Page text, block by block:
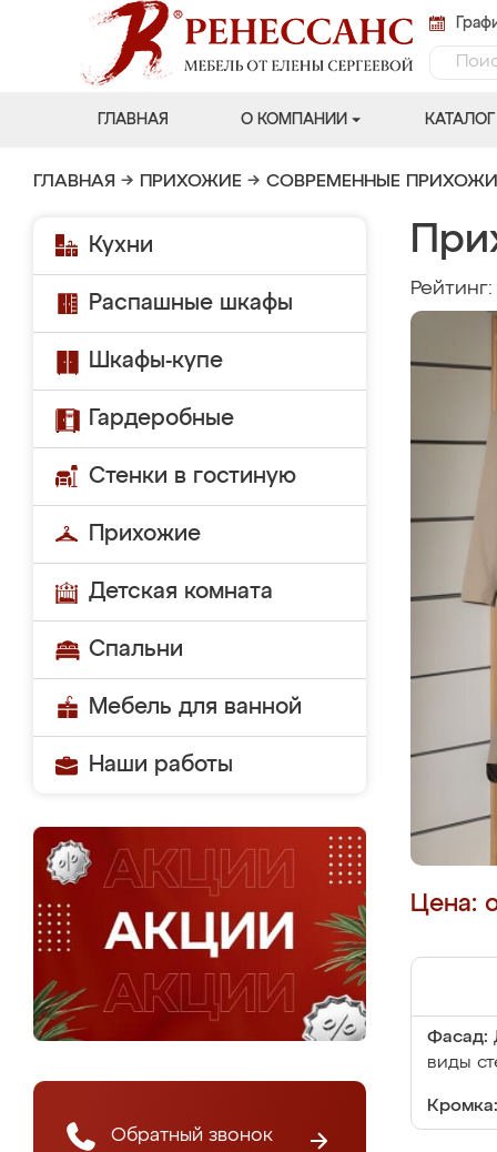
ГЛАВНАЯ О КОМПАНИИ КАТАЛОГ
ГЛАВНАЯ → ПРИХОЖИЕ → СОВРЕМЕННЫЕ
Кухни
Распашные шкафы
Шкафы-купе
Гардеробные
Стенки в гостиную
Прихожие
Детская комната
Спальни
Мебель для ванной
Наши работы
Обратный звонок
Рейтинг:
Цена:
Фасад:
виды
Кромка: